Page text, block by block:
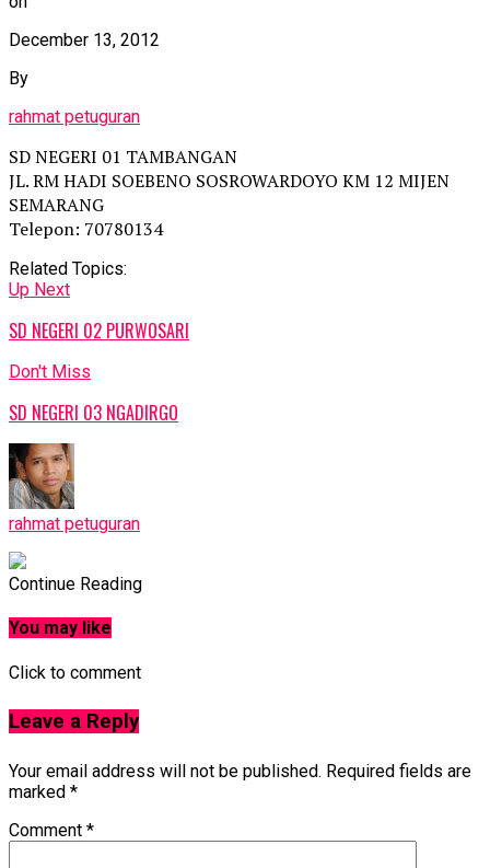
December 13, 2012
By
rahmat petuguran
SD NEGERI 01 TAMBANGAN
JL. RM HADI SOEBENO SOSROWARDOYO KM 12 MIJEN
SEMARANG
Telepon: 70780134
Related Topics:
Up Next
SD NEGERI 02 PURWOSARI
Don't Miss
SD NEGERI 03 NGADIRGO
rahmat petuguran
Continue Reading
You may like
Click to comment
Leave a Reply
Your email address will not be published. Required fields are
marked *
Comment *